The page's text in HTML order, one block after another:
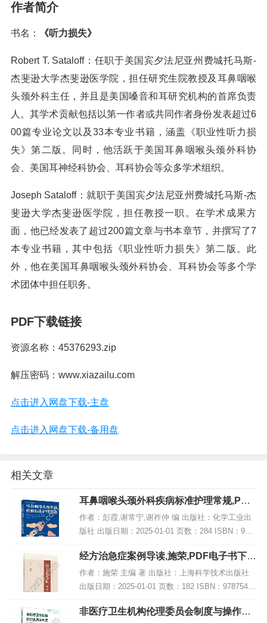
作者简介
书名： 《听力损失》
Robert T. Sataloff：任职于美国宾夕法尼亚州费城托马斯-
杰斐逊大学杰斐逊医学院，担任研究生院教授及耳鼻咽喉
头颈外科主任，并且是美国嗓音和耳研究机构的首席负责
人。其学术贡献包括以第一作者或共同作者身份发表超过6
00篇专业论文以及33本专业书籍，涵盖《职业性听力损
失》第二版。同时，他活跃于美国耳鼻咽喉头颈外科协
会、美国耳神经科协会、耳科协会等众多学术组织。
Joseph Sataloff：就职于美国宾夕法尼亚州费城托马斯-杰
斐逊大学杰斐逊医学院，担任教授一职。在学术成果方
面，他已经发表了超过200篇文章与书本章节，并撰写了7
本专业书籍，其中包括《职业性听力损失》第二版。此
外，他在美国耳鼻咽喉头颈外科协会、耳科协会等多个学
术团体中担任职务。
PDF下载链接
资源名称：45376293.zip
解压密码：www.xiazailu.com
点击进入网盘下载-主盘
点击进入网盘下载-备用盘
相关文章
耳鼻咽喉头颈外科疾病标准护理常规,PDF
电子书下载
作者：彭霞,谢常宁,谢祚仲 编 出版社：化学工业出
版社 出版日期：2025-01-01 页数：284 ISBN：978
7122463180 电子书大小：244MB [高清扫描版PDF
格式]...
经方治急症案例导读,施荣,PDF电子书下
载,网盘资源
作者：施荣 主编 著 出版社：上海科学技术出版社
出版日期：2025-01-01 页数：182 ISBN：97875478
50435 电子书大小：249MB [高清扫描版PDF格式]
内容简...
非医疗卫生机构伦理委员会制度与操作规